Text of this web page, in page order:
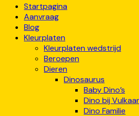
Startpagina
Aanvraag
Blog
Kleurplaten
Kleurplaten wedstrijd
Beroepen
Dieren
Dinosaurus
Baby Dino’s
Dino bij
Dino Familie